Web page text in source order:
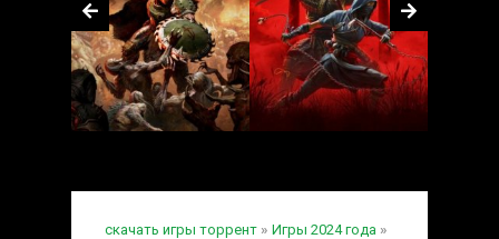
скачать игры торрент » Игры 2024 года »